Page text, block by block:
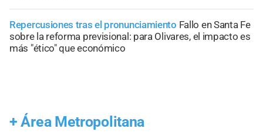
Repercusiones tras el pronunciamiento Fallo en Santa Fe
sobre la reforma previsional: para Olivares, el impacto es
más "ético" que económico
+ Área Metropolitana